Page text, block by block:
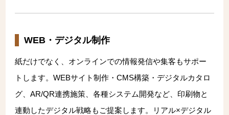
WEB・デジタル制作
紙だけでなく、オンラインでの情報発信や集客もサポー
トします。WEBサイト制作・CMS構築・デジタルカタロ
グ、AR/QR連携施策、各種システム開発など、印刷物と
連動したデジタル戦略もご提案します。リアル×デジタル